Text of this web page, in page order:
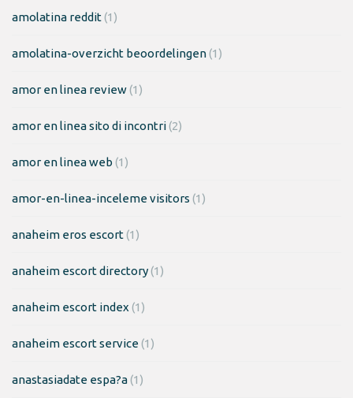
amolatina reddit(1)
amolatina-overzicht beoordelingen(1)
amor en linea review(1)
amor en linea sito di incontri(2)
amor en linea web (1)
amor-en-linea-inceleme visitors (1)
anaheim eros escort(1)
anaheim escort directory(1)
anaheim escort index (1)
anaheim escort service(1)
anastasiadate espa?a(1)